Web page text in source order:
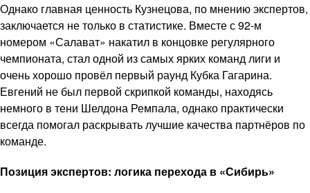
Однако главная ценность Кузнецова, по мнению экспертов,
заключается не только в статистике. Вместе с 92-м
номером «Салават» накатил в концовке регулярного
чемпионата, стал одной из самых ярких команд лиги и
очень хорошо провёл первый раунд Кубка Гагарина.
Евгений не был первой скрипкой команды, находясь
немного в тени Шелдона Ремпала, однако практически
всегда помогал раскрывать лучшие качества партнёров по
команде.
Позиция экспертов: логика перехода в «Сибирь»